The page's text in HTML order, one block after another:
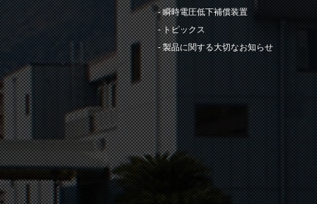
瞬時電圧低下補償装置
トピックス
製品に関する大切なお知らせ